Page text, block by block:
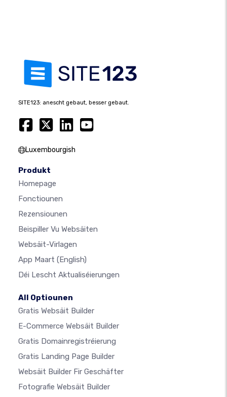
SITE123: anescht gebaut, besser gebaut.
Luxembourgish
Produkt
Homepage
Fonctiounen
Rezensiounen
Beispiller Vu Websäiten
Websäit-Virlagen
App Maart (English)
Déi Lescht Aktualiséierungen
All Optiounen
Gratis Websäit Builder
E-Commerce Websäit Builder
Gratis Domainregistréierung
Gratis Landing Page Builder
Websäit Builder Fir Geschäfter
Fotografie Websäit Builder